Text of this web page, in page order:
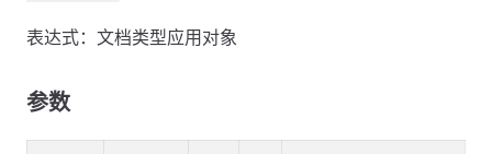
表达式：文档类型应用对象
参数